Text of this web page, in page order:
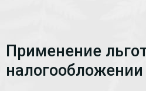
Применение
налогообложении